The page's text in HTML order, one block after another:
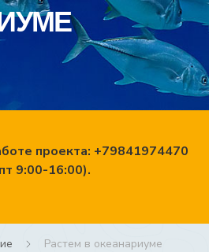
проекта: +79841974470
9:00-16:00).
Растем в океанариуме